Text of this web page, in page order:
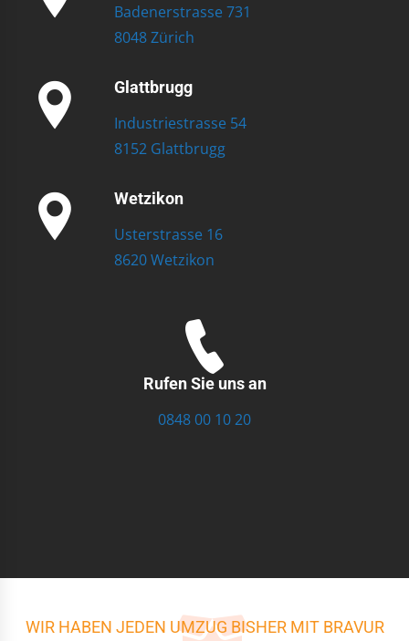
Badenerstrasse 731
8048 Zürich
Glattbrugg
Industriestrasse 54
8152 Glattbrugg
Wetzikon
Usterstrasse 16
8620 Wetzikon
Rufen Sie uns an
0848 00 10 20
WIR HABEN JEDEN UMZUG BISHER MIT BRAVUR